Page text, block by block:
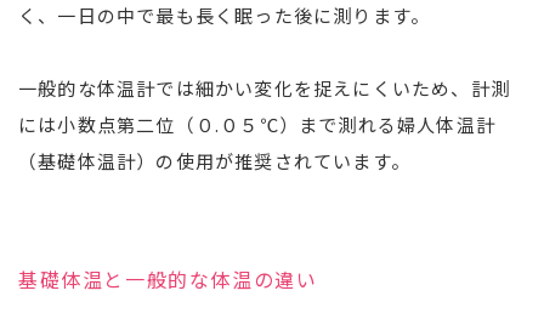
く、一日の中で最も長く眠った後に測ります。
一般的な体温計では細かい変化を捉えにくいため、計測
には小数点第二位（０.０５℃）まで測れる婦人体温計
（基礎体温計）の使用が推奨されています。
基礎体温と一般的な体温の違い